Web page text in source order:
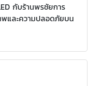
กับร้านพรชัยการ
และความปลอดภัยบน